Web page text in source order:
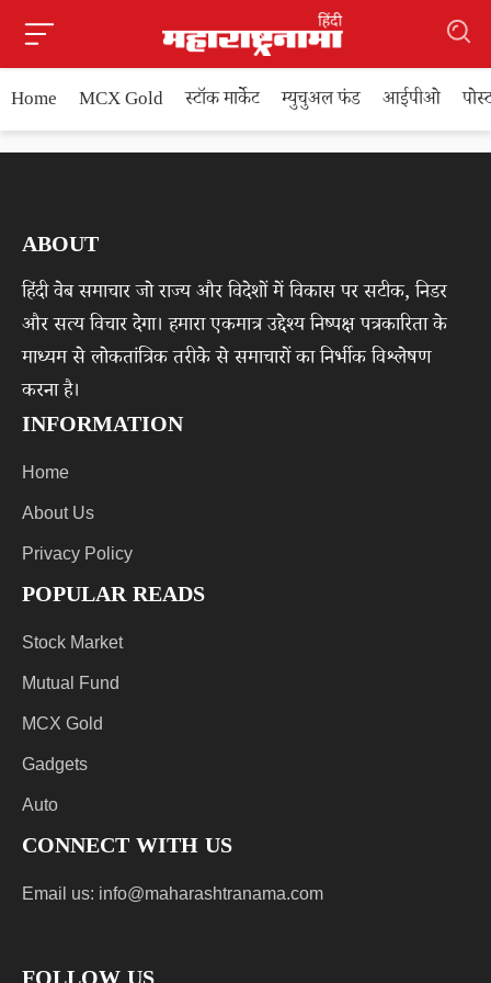
Home MCX Gold स्टॉक मार्केट म्युचुअल फंड आईपीओ
ABOUT
हिंदी वेब समाचार जो राज्य और विदेशों में विकास पर सटीक, निडर
और सत्य विचार देगा। हमारा एकमात्र उद्देश्य निष्पक्ष पत्रकारिता के
माध्यम से लोकतांत्रिक तरीके से समाचारों का निर्भीक विश्लेषण
करना है।
INFORMATION
Home
About Us
Privacy Policy
POPULAR READS
Stock Market
Mutual Fund
MCX Gold
Gadgets
Auto
CONNECT WITH US
Email us: info@maharashtranama.com